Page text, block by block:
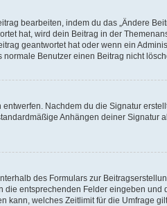
bearbeiten, indem du das „Ändere
hat, wird dein Beitrag in der
geantwortet hat oder wenn ein
Benutzer einen Beitrag nicht
Nachdem du die Signatur
Anhängen deiner Signatur
des Formulars zur
entsprechenden Felder eingeben
welches Zeitlimit für die Umfrage